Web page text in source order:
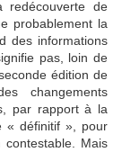
redécouverte de
probablement la
des informations
pas, loin de
édition de
changements
par rapport à la
« définitif », pour
contestable. Mais